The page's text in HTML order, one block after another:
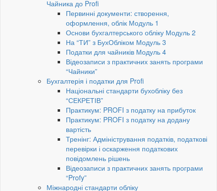
Чайника до Profi
Первинні документи: створення,
оформлення, облік Модуль 1
Основи бухгалтерського обліку Модуль 2
На “ТИ” з БухОбліком Модуль 3
Податки для чайників Модуль 4
Відеозаписи з практичних занять програми
“Чайники”
Бухгалтерія і податки для Profi
Національні стандарти бухобліку без
“СЕКРЕТІВ”
Практикум: PROFI з податку на прибуток
Практикум: PROFI з податку на додану
вартість
Тренінг: Адміністрування податків, податкові
перевірки і оскарження податкових
повідомлень рішень
Відеозаписи з практичних занять програми
“Profy”
Міжнародні стандарти обліку